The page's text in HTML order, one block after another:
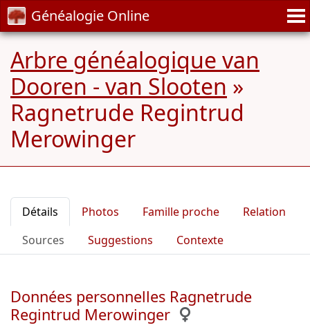
Généalogie Online
Arbre généalogique van
Dooren - van Slooten »
Ragnetrude Regintrud
Merowinger
Détails Photos Famille proche
Relation
Sources
Suggestions Contexte
Données personnelles Ragnetrude
Regintrud Merowinger